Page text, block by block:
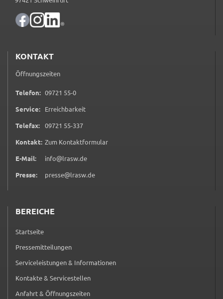
KONTAKT
Öffnungszeiten
Telefon: 09721 55-00 9 7 2 1 5 5 0
Service: Erreichbarkeit
Telefax: 09721 55-3370 9 7 2 1 5 5 3 3 7
Kontakt: Zum Kontaktformular(öffnet in neuem Tab)
E-Mail:
info@lrasw.de
Presse:
presse@lrasw.de
BEREICHE
Startseite
Pressemitteilungen
Serviceleistungen & Informationen
Kontakte & Servicestellen
Anfahrt & Öffnungszeiten